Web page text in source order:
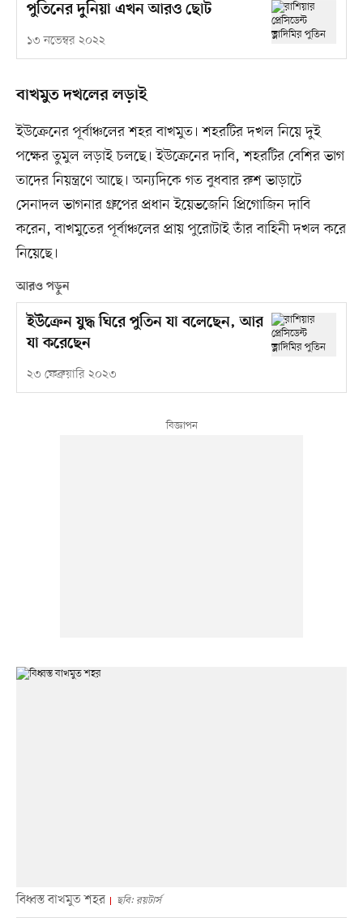
পুতিনের দুনিয়া এখন আরও ছোট
১৩ নভেম্বর ২০২২
বাখমুত দখলের লড়াই
ইউক্রেনের পূর্বাঞ্চলের শহর বাখমুত। শহরটির দখল নিয়ে দুই
পক্ষের তুমুল লড়াই চলছে। ইউক্রেনের দাবি, শহরটির বেশির ভাগ
তাদের নিয়ন্ত্রণে আছে। অন্যদিকে গত বুধবার রুশ ভাড়াটে
সেনাদল ভাগনার গ্রুপের প্রধান ইয়েভজেনি প্রিগোজিন দাবি
করেন, বাখমুতের পূর্বাঞ্চলের প্রায় পুরোটাই তাঁর বাহিনী দখল করে
নিয়েছে।
আরও পড়ুন
ইউক্রেন যুদ্ধ ঘিরে পুতিন যা বলেছেন, আর
যা করেছেন
২৩ ফেব্রুয়ারি ২০২৩
বিধ্বস্ত বাখমুত শহর ছবি: রয়টার্স